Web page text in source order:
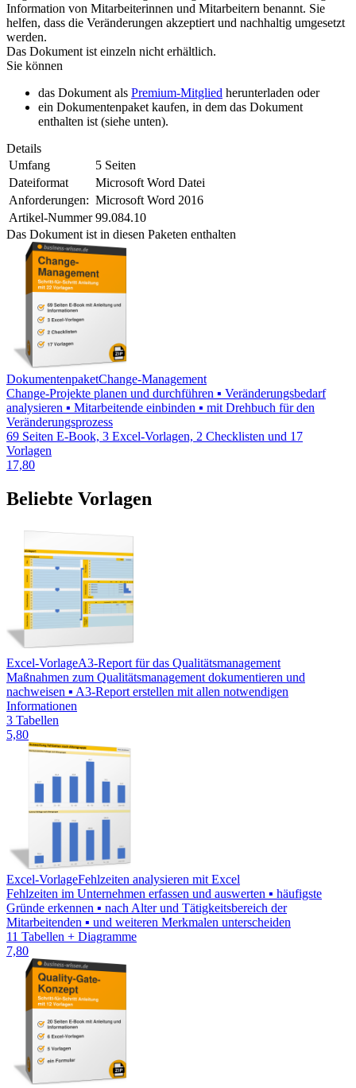
Information von Mitarbeiterinnen und Mitarbeitern benannt. Sie
helfen, dass die Veränderungen akzeptiert und nachhaltig umgesetzt
werden.
Das Dokument ist einzeln nicht erhältlich.
Sie können
das Dokument als Premium-Mitglied herunterladen oder
ein Dokumentenpaket kaufen, in dem das Dokument
enthalten ist (siehe unten).
Details
Umfang
5 Seiten
Dateiformat
Microsoft Word Datei
Anforderungen: Microsoft Word 2016
Artikel-Nummer 99.084.10
Das Dokument ist in diesen Paketen enthalten
DokumentenpaketChange-Management
Change-Projekte planen und durchführen ▪ Veränderungsbedarf
analysieren ▪ Mitarbeitende einbinden ▪ mit Drehbuch für den
Veränderungsprozess
69 Seiten E-Book, 3 Excel-Vorlagen, 2 Checklisten und 17
Vorlagen
17,80
Beliebte Vorlagen
Excel-VorlageA3-Report für das Qualitätsmanagement
Maßnahmen zum Qualitätsmanagement dokumentieren und
nachweisen ▪ A3-Report erstellen mit allen notwendigen
Informationen
3 Tabellen
5,80
Excel-VorlageFehlzeiten analysieren mit Excel
Fehlzeiten im Unternehmen erfassen und auswerten ▪ häufigste
Gründe erkennen ▪ nach Alter und Tätigkeitsbereich der
Mitarbeitenden ▪ und weiteren Merkmalen unterscheiden
11 Tabellen + Diagramme
7,80